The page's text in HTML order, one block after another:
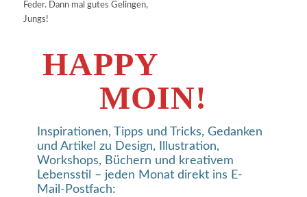
Feder. Dann mal gutes Gelingen,
Jungs!
HAPPY
MOIN!
Inspirationen, Tipps und Tricks, Gedanken
und Artikel zu Design, Illustration,
Workshops, Büchern und kreativem
Lebensstil – jeden Monat direkt ins E-
Mail-Postfach: